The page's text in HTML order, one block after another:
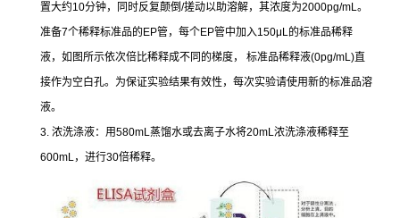
置大约10分钟，同时反复颠倒/搓动以助溶解，其浓度为2000pg/mL。
准备7个稀释标准品的EP管，每个EP管中加入150μL的标准品稀释
液，如图所示依次倍比稀释成不同的梯度，
标准品稀释液(0pg/mL)直
接作为空白孔。为保证实验结果有效性，每次实验请使用新的标准品溶
液。
3. 浓洗涤液：用580mL蒸馏水或去离子水将20mL浓洗涤液稀释至
600mL，进行30倍稀释。